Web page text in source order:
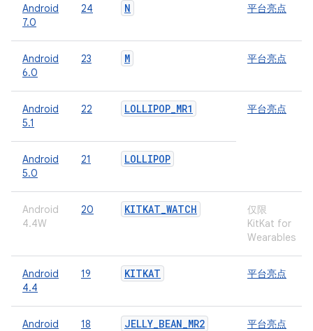
Android
7.0
24 N 平台亮点
Android
6.0
23 M 平台亮点
Android
5.1
22 LOLLIPOP_MR1 平台亮点
Android
5.0
21 LOLLIPOP
Android
4.4W
20 KITKAT_WATCH
仅限
KitKat for
Wearables
Android
4.4
19 KITKAT 平台亮点
Android
18 JELLY_BEAN_MR2 平台亮点